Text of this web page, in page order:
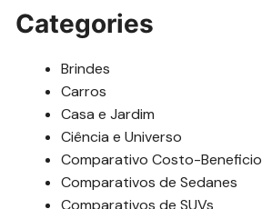
Categories
Brindes
Carros
Casa e Jardim
Ciência e Universo
Comparativo Costo-Beneficio
Comparativos de Sedanes
Comparativos de SUVs